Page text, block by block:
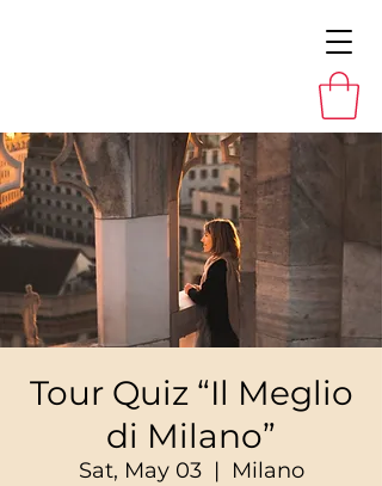
Tour Quiz “Il Meglio
di Milano”
Sat, May 03
  |
Milano